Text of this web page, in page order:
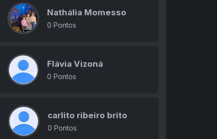
Nathália Momesso
0 Pontos
Flávia Vizoná
0 Pontos
carlito ribeiro brito
0 Pontos